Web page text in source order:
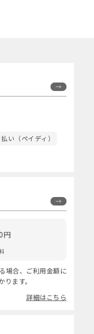
い（ペイディ）
円
場合、ご利用金額に
ます。
詳細はこちら